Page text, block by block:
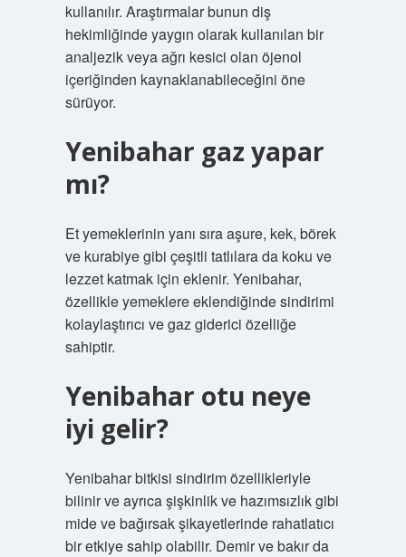
kullanılır. Araştırmalar bunun diş
hekimliğinde yaygın olarak kullanılan bir
analjezik veya ağrı kesici olan öjenol
içeriğinden kaynaklanabileceğini öne
sürüyor.
Yenibahar gaz yapar
mı?
Et yemeklerinin yanı sıra aşure, kek, börek
ve kurabiye gibi çeşitli tatlılara da koku ve
lezzet katmak için eklenir. Yenibahar,
özellikle yemeklere eklendiğinde sindirimi
kolaylaştırıcı ve gaz giderici özelliğe
sahiptir.
Yenibahar otu neye
iyi gelir?
Yenibahar bitkisi sindirim özellikleriyle
bilinir ve ayrıca şişkinlik ve hazımsızlık gibi
mide ve bağırsak şikayetlerinde rahatlatıcı
bir etkiye sahip olabilir. Demir ve bakır da